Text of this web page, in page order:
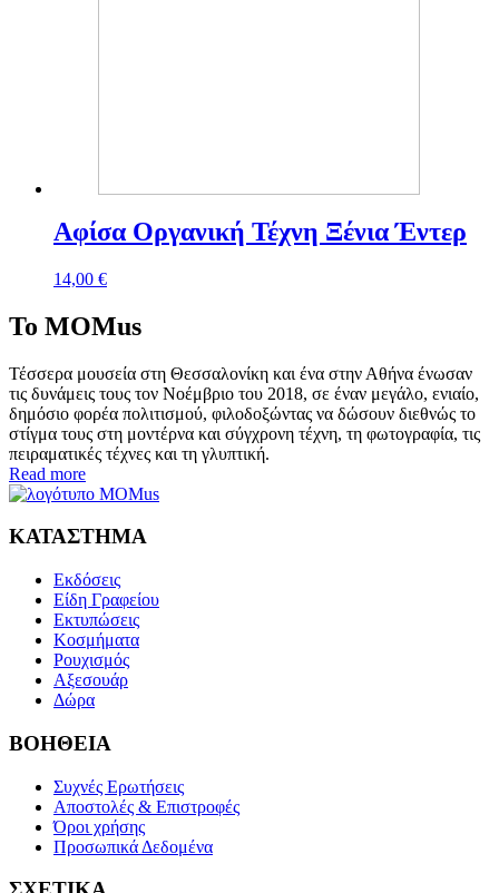
Αφίσα Οργανική Τέχνη Ξένια Έντερ
14,00 €
To MOMus
Τέσσερα μουσεία στη Θεσσαλονίκη και ένα στην Αθήνα ένωσαν
τις δυνάμεις τους τον Νοέμβριο του 2018, σε έναν μεγάλο, ενιαίο,
δημόσιο φορέα πολιτισμού, φιλοδοξώντας να δώσουν διεθνώς το
στίγμα τους στη μοντέρνα και σύγχρονη τέχνη, τη φωτογραφία, τις
πειραματικές τέχνες και τη γλυπτική.
Read more
ΚΑΤΑΣΤΗΜΑ
Εκδόσεις
Είδη Γραφείου
Εκτυπώσεις
Κοσμήματα
Ρουχισμός
Αξεσουάρ
Δώρα
ΒΟΗΘΕΙΑ
Συχνές Ερωτήσεις
Αποστολές & Επιστροφές
Όροι χρήσης
Προσωπικά Δεδομένα